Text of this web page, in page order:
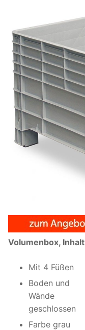
Volumenbox,
Mit 4 Füßen
Boden und
Wände
geschlossen
Farbe grau